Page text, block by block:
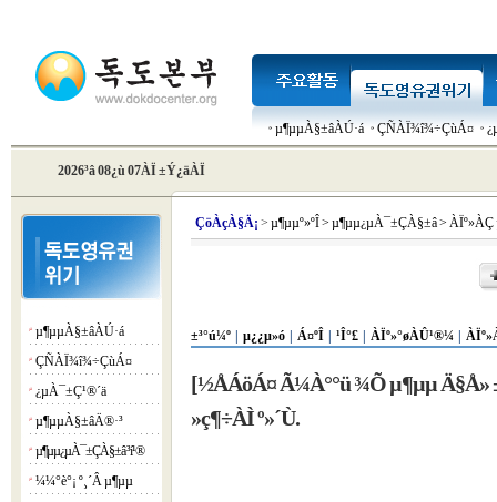
µ¶µµÀ§±âÀÚ·á ÇÑÀÏ¾î¾÷ÇùÁ¤
2026³â 08¿ù 07ÀÏ ±Ý¿äÀÏ
¡á µ¶µµÀ§±âÀÚ·á
¡á ÇÑÀÏ¾î¾÷ÇùÁ¤
¡á ¿µÀ¯±Ç¹®´ä
¡á µ¶µµÀ§±âÄ®·³
¡á µ¶µµ¿µÀ¯±ÇÀ§±â ³í¹®
¡á ¼¼°è°¡ º¸´Â µ¶µµ
ÇöÀçÀ§Ä¡ > µ¶µµº»ºÎ> µ¶µµ¿µÀ¯±ÇÀ§±â>
±³°ú¼º| µ¿¿µ»ó| Á¤ºÎ| ¹Î°£| ÀÏº»°øÀÛ¹®¼­|
[½ÅÁöÁ¤ Ã¼À°°ü ¾Õ µ¶µµ Ä§Å»
»ç¶÷ÀÌ º»´Ù.